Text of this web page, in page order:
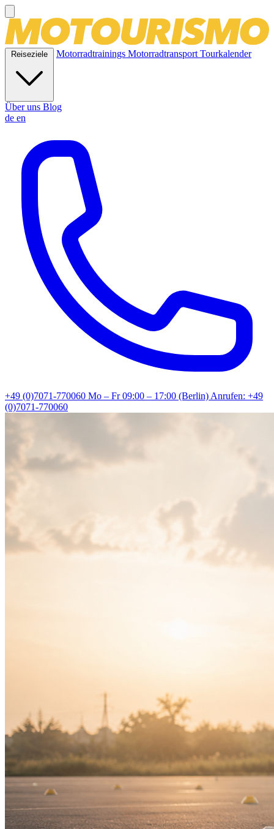
Reiseziele Motorradtrainings MotorradtransportTourkalender
Über uns Blog
de en
+49 (0)7071-770060 Mo – Fr 09:00 – 17:00 (Berlin)Anrufen: +49
(0)7071-770060